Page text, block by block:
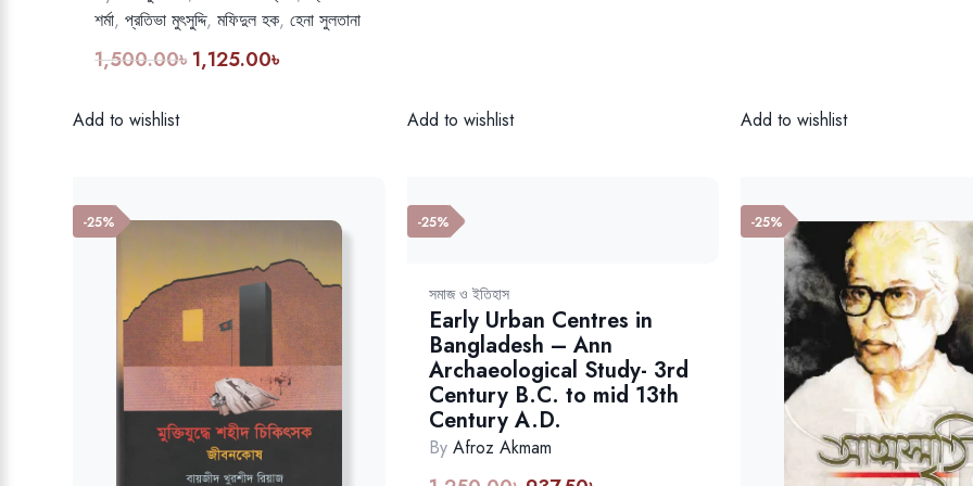
শর্মা,প্রতিভা মুৎসুদ্দি,মফিদুল হক,হেনা সুলতানা
1,500.00৳ Original
1,125.00৳Current
Add to wishlist Add to wishlist Add to wishlist
-25% -25%
সমাজ ও ইতিহাস
Early Urban Centres in
Bangladesh – Ann
Archaeological Study- 3rd
Century B.C. to mid 13th
Century A.D.
By Afroz Akmam
-25%